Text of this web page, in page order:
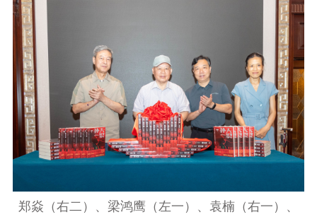
郑焱（右二）、 梁鸿鹰（左一）、 袁楠（右一）、